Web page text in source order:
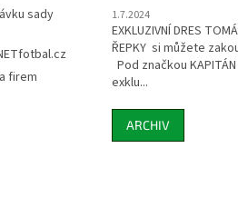
sady
firem
1.7.2024
EXKLUZIVNÍ DRES
ŘEPKY si můžete
Pod značkou
exklu...
ARCHIV